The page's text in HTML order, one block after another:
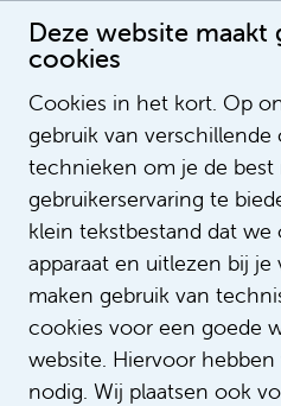
Deze website maakt
cookies
Cookies in het kort. Op
gebruik van
technieken om je de best
gebruikerservaring te
klein tekstbestand dat we
apparaat en uitlezen bij
maken gebruik van
cookies voor een goede
website. Hiervoor
nodig. Wij plaatsen ook
T'ïmo Van L'ést
Developer